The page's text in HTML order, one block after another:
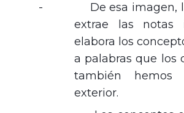
-
De esa imagen,
extrae las notas
elabora los
a palabras que los
también hemos
exterior.